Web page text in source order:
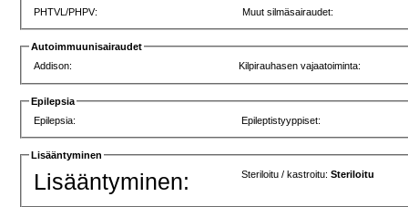
PHTVL/PHPV: Muut silmäsairaudet:
Autoimmuunisairaudet
Addison:
Kilpirauhasen vajaatoiminta:
Epilepsia
Epilepsia:
Epileptistyyppiset:
Lisääntyminen
Lisääntyminen: Steriloitu / kastroitu:Steriloitu